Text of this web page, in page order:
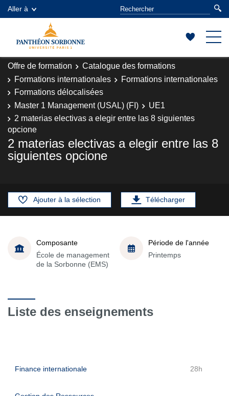
Aller à
Offre de formation
Catalogue des formations
Formations internationales
Formations internationales
Formations délocalisées
Master 1 Management (USAL) (FI)
UE1
2 materias electivas a elegir entre las 8 siguientes
opcione
2 materias electivas a elegir entre las 8
siguientes opcione
Ajouter à la sélection Télécharger
Composante
École de management
de la Sorbonne (EMS)
Période de l'année
Printemps
Liste des enseignements
Finance internationale 28h